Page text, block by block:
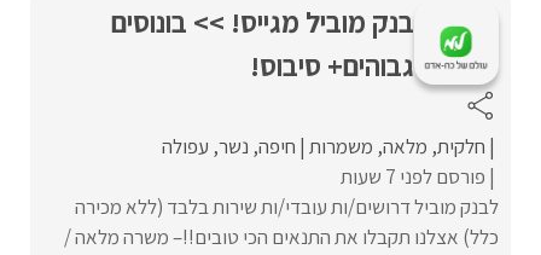
בנק מוביל מגייס! >> בונוסים
גבוהים+ סיבוס!
חלקית מלאה משמרות חיפה נשר עפולה
פורסם לפני 7 שעות
לבנק מוביל דרושים/ות עובדי/ות שירות בלבד (ללא מכירה
כלל) אצלנו תקבלו את התנאים הכי טובים!!– משרה מלאה /